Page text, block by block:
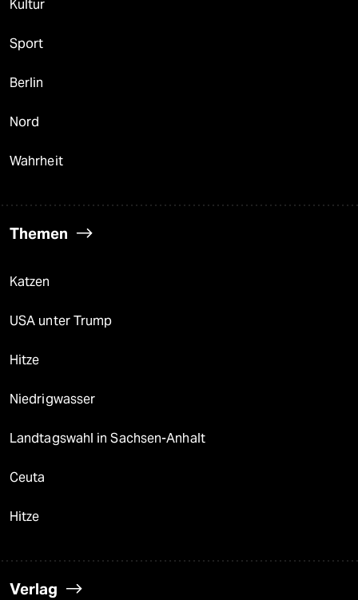
Kultur
Sport
Berlin
Nord
Wahrheit
Themen
Katzen
USA unter Trump
Hitze
Niedrigwasser
Landtagswahl in Sachsen-Anhalt
Ceuta
Hitze
Verlag